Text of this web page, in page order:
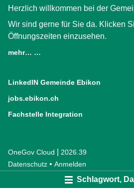
Schlagwort,
Herzlich willkommen bei der
Wir sind gerne für Sie da. Klicken
Öffnungszeiten einzusehen.
mehr… …
LinkedIN Gemeinde Ebikon
jobs.ebikon.ch
Fachstelle Integration
OneGov Cloud (External Link)
2026.39
Datenschutz (External Link)
Anmelden